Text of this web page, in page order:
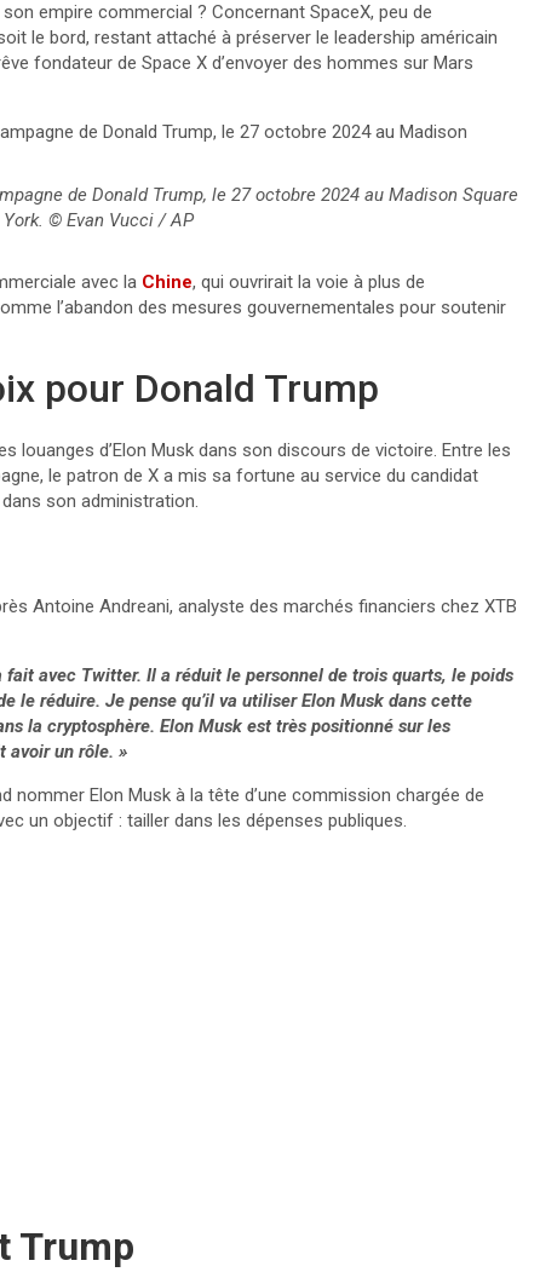
empire commercial ? Concernant SpaceX, peu de
le bord, restant attaché à préserver le leadership américain
fondateur de Space X d’envoyer des hommes sur Mars
de Donald Trump, le 27 octobre 2024 au Madison Square
York. © Evan Vucci / AP
avec la Chine, qui ouvrirait la voie à plus de
l’abandon des mesures gouvernementales pour soutenir
pour Donald Trump
louanges d’Elon Musk dans son discours de victoire. Entre les
le patron de X a mis sa fortune au service du candidat
son administration.
Antoine Andreani, analyste des marchés financiers chez XTB
fait avec Twitter. Il a réduit le personnel de trois quarts, le poids
le réduire. Je pense qu’il va utiliser Elon Musk dans cette
la cryptosphère. Elon Musk est très positionné sur les
avoir un rôle. »
nommer Elon Musk à la tête d’une commission chargée de
un objectif : tailler dans les dépenses publiques.
Trump